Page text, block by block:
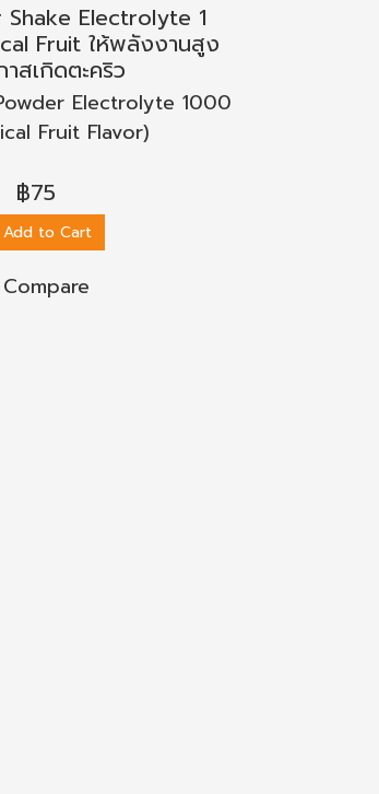
Electrolyte 1
Fruit ให้พลังงานสูง
สเกิดตะคริว
Electrolyte 1000
Fruit Flavor)
฿75
Add to Cart
Compare